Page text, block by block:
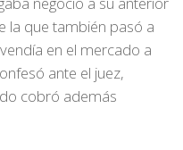
la que también pasó a
en el mercado a
ante el juez,
cobró además